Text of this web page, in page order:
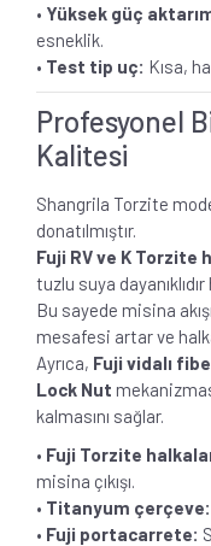
• Yüksek güç
esneklik.
• Test tip uç: Kısa,
Profesyonel
Kalitesi
Shangrila Torzite
donatılmıştır.
Fuji RV ve K Torzite
tuzlu suya
Bu sayede misina
mesafesi artar ve
Ayrıca, Fuji vidalı
Lock Nut
kalmasını sağlar.
• Fuji Torzite
misina çıkışı.
• Titanyum çerçeve:
• Fuji portacarrete: